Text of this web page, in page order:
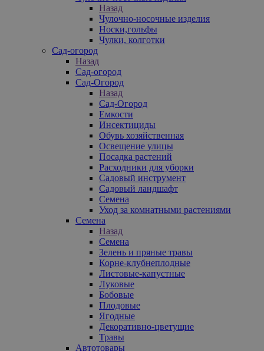
Назад
Чулочно-носочные изделия
Носки,гольфы
Чулки, колготки
Сад-огород
Назад
Сад-огород
Сад-Огород
Назад
Сад-Огород
Емкости
Инсектициды
Обувь хозяйственная
Освещение улицы
Посадка растений
Расходники для уборки
Садовый инструмент
Садовый ландшафт
Семена
Уход за комнатными растениями
Семена
Назад
Семена
Зелень и пряные травы
Корне-клубнеплодные
Листовые-капустные
Луковые
Бобовые
Плодовые
Ягодные
Декоративно-цветущие
Травы
Автотовары